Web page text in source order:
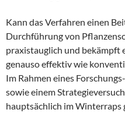
Kann das Verfahren einen
Durchführung von
praxistauglich und bekämpft
genauso effektiv wie
Im Rahmen eines
sowie einem
hauptsächlich im